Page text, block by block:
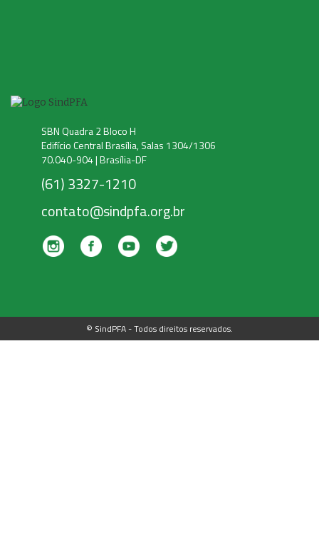
SBN Quadra 2 Bloco H
Edifício Central Brasília, Salas 1304/1306
70.040-904 | Brasília-DF
(61) 3327-1210
contato@sindpfa.org.br
© SindPFA - Todos direitos reservados.